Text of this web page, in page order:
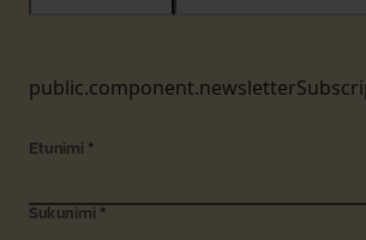
Etunimi *
Sukunimi *